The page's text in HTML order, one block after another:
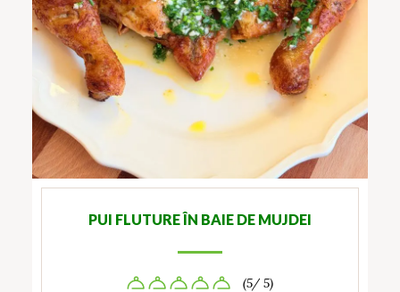
PUI FLUTURE ÎN BAIE DE MUJDEI
(5/ 5)